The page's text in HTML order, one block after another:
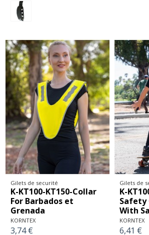
Gilets de securité
K-KT100-KT150-Collar
For Barbados et
Grenada
KORNTEX
3,74 €
Gilets de
K-
Safety
With
KORNTEX
6,41 €